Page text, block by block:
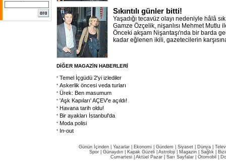
Sıkıntılı günler bitti!
Yaşadığı tecavüz olayı nedeniyle hâlâ
Gamze Özçelik, nişanlısı Mehmet Mutlu
Önceki akşam Nişantaşı'nda bir barda
kadar eğlenen ikili, gazetecilerin
DİĞER MAGAZİN HABERLERİ
Temel İçgüdü 2'yi izlediler
Askerlik öncesi veda turları
Ürek: Ben masumum
'Aşk Kapıları' AÇEV'e açıldı!
Havana tarih oldu!
Bir ayakları İstanbul'da
Moda polisi
In-out
Günün İçinden Yazarlar Ekonomi Gündem Siyaset Dünya |
Spor
Günaydın Kapak Güzeli Astroloji Magazin Sağlık
Cumartesi| Aktüel Pazar| Sarı Sayfalar| Otomobil